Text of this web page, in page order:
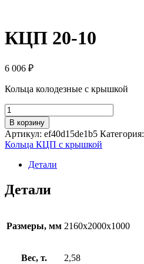
КЦП 20-10
6 006 ₽
Кольца колодезные с крышкой
Количество
товара
КЦП
20-
10
В корзину
Артикул: ef40d15de1b5 Категория:
Кольца КЦП с крышкой
Детали
Детали
Размеры, мм 2160x2000x1000
Вес, т. 2,58